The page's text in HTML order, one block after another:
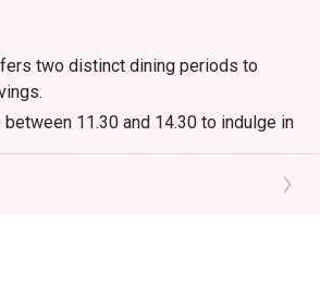
two distinct dining periods to
between 11.30 and 14.30 to indulge in
You-Can-Eat Dim Sum experience
with prices starting from THB
and THB 1,180++ on weekends
is at 14:00 and for dinner is at